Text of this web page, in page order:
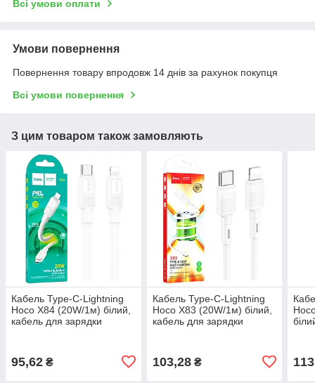
Всі умови оплати
Умови повернення
Повернення товару впродовж 14 днів за рахунок покупця
Всі умови повернення
З цим товаром також замовляють
Кабель Type-C-Lightning
Hoco X84 (20W/1м) білий,
кабель для зарядки
95,62 ₴
Кабель Type-C-Lightning
Hoco X83 (20W/1м) білий,
кабель для зарядки
103,28₴